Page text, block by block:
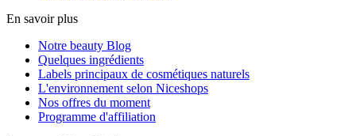
En savoir plus
Notre beauty Blog
Quelques ingrédients
Labels principaux de cosmétiques naturels
L'environnement selon Niceshops
Nos offres du moment
Programme d'affiliation